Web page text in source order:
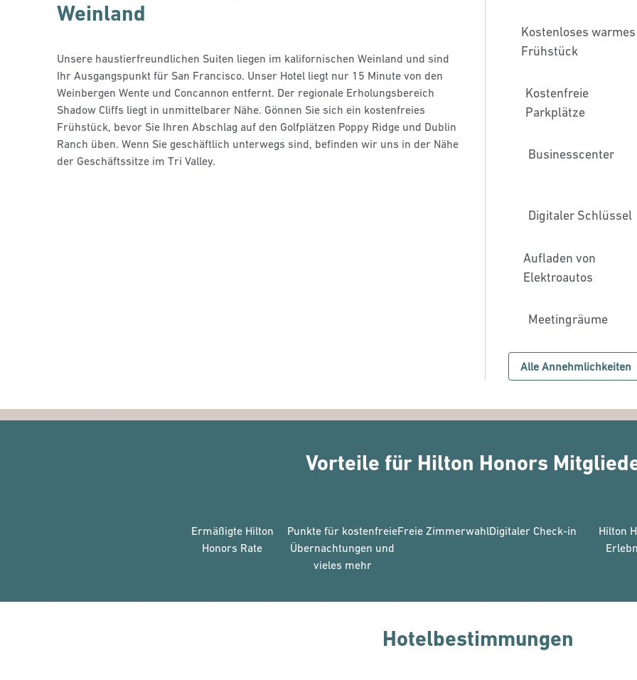
Weinland
Unsere haustierfreundlichen Suiten liegen im kalifornischen Weinland und sind
Ihr Ausgangspunkt für San Francisco. Unser Hotel liegt nur 15 Minute von den
Weinbergen Wente und Concannon entfernt. Der regionale Erholungsbereich
Shadow Cliffs liegt in unmittelbarer Nähe. Gönnen Sie sich ein kostenfreies
Frühstück, bevor Sie Ihren Abschlag auf den Golfplätzen Poppy Ridge und Dublin
Ranch üben. Wenn Sie geschäftlich unterwegs sind, befinden wir uns in der Nähe
der Geschäftssitze im Tri Valley.
Kostenloses warmes
Frühstück
Kostenfreie
Parkplätze
Business­center
Digitaler Schlüssel
Aufladen von
Elektroautos
Meeting­räume
Alle Annehmlichkeiten
Vorteile für Hilton Honors
Ermäßigte Hilton
Honors Rate
Punkte für kostenfreie
Übernachtungen und
vieles mehr
Freie ZimmerwahlDigitaler Check-in
Hilton
Hotelbestimmungen